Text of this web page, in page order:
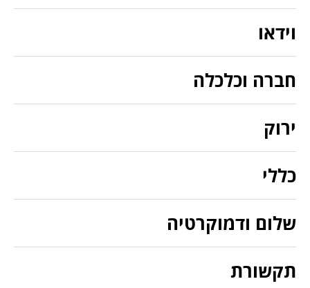
וידאו
חברה וכלכלה
ירוק
כללי
שלום ודמוקרטיה
תקשורת